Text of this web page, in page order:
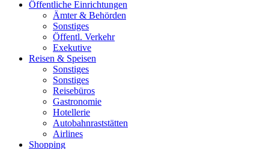
Öffentliche Einrichtungen
Ämter & Behörden
Sonstiges
Öffentl. Verkehr
Exekutive
Reisen & Speisen
Sonstiges
Sonstiges
Reisebüros
Gastronomie
Hotellerie
Autobahnraststätten
Airlines
Shopping